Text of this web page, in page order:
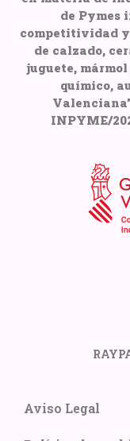
de Pymes
competitividad
de calzado,
juguete,
químico,
INPYME/
Aviso Legal